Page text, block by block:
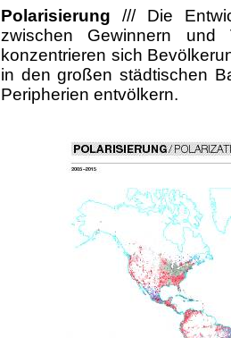
Polarisierung /// Die
zwischen Gewinnern und
konzentrieren sich
in den großen städtischen
Peripherien entvölkern.